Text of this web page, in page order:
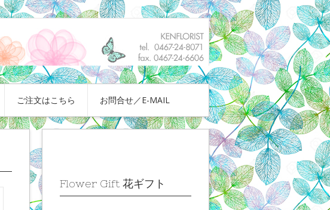
ご注文はこちら お問合せ／E-MAIL
Flower Gift 花ギフト